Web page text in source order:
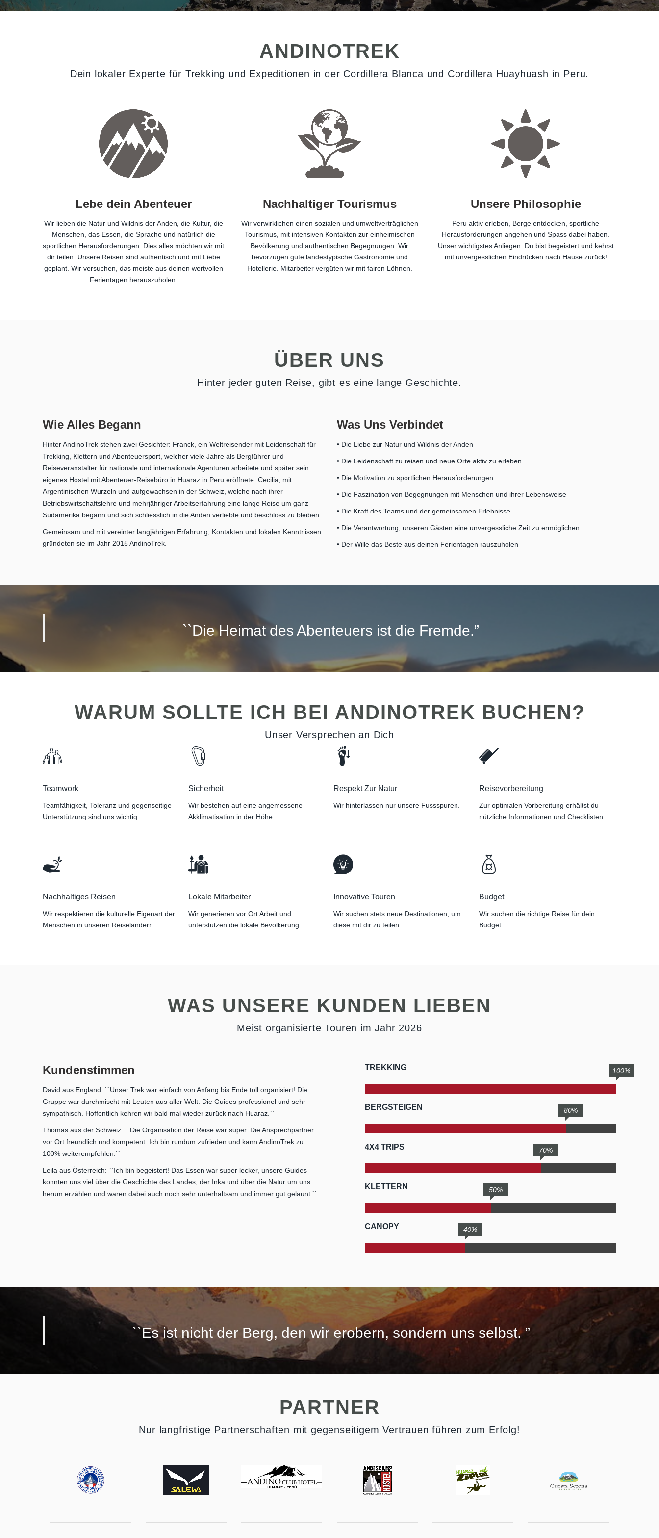
ANDINOTREK
Dein lokaler Experte für Trekking und Expeditionen in der Cordillera Blanca und Cordillera Huayhuash in Peru.
Lebe dein Abenteuer
Wir lieben die Natur und Wildnis der Anden, die Kultur, die
Menschen, das Essen, die Sprache und natürlich die
sportlichen Herausforderungen. Dies alles möchten wir mit
dir teilen. Unsere Reisen sind authentisch und mit Liebe
geplant. Wir versuchen, das meiste aus deinen wertvollen
Ferientagen herauszuholen.
Nachhaltiger Tourismus
Wir verwirklichen einen sozialen und umweltverträglichen
Tourismus, mit intensiven Kontakten zur einheimischen
Bevölkerung und authentischen Begegnungen. Wir
bevorzugen gute landestypische Gastronomie und
Hotellerie. Mitarbeiter vergüten wir mit fairen Löhnen.
Unsere Philosophie
Peru aktiv erleben, Berge entdecken, sportliche
Herausforderungen angehen und Spass dabei haben.
Unser wichtigstes Anliegen: Du bist begeistert und kehrst
mit unvergesslichen Eindrücken nach Hause zurück!
ÜBER UNS
Hinter jeder guten Reise, gibt es eine lange Geschichte.
Wie Alles Begann
Hinter AndinoTrek stehen zwei Gesichter: Franck, ein Weltreisender mit Leidenschaft für
Trekking, Klettern und Abenteuersport, welcher viele Jahre als Bergführer und
Reiseveranstalter für nationale und internationale Agenturen arbeitete und später sein
eigenes Hostel mit Abenteuer-Reisebüro in Huaraz in Peru eröffnete. Cecilia, mit
Argentinischen Wurzeln und aufgewachsen in der Schweiz, welche nach ihrer
Betriebswirtschaftslehre und mehrjähriger Arbeitserfahrung eine lange Reise um ganz
Südamerika begann und sich schliesslich in die Anden verliebte und beschloss zu bleiben.
Gemeinsam und mit vereinter langjährigen Erfahrung, Kontakten und lokalen Kenntnissen
gründeten sie im Jahr 2015 AndinoTrek.
Was Uns Verbindet
• Die Liebe zur Natur und Wildnis der Anden
• Die Leidenschaft zu reisen und neue Orte aktiv zu erleben
• Die Motivation zu sportlichen Herausforderungen
• Die Faszination von Begegnungen mit Menschen und ihrer Lebensweise
• Die Kraft des Teams und der gemeinsamen Erlebnisse
• Die Verantwortung, unseren Gästen eine unvergessliche Zeit zu ermöglichen
• Der Wille das Beste aus deinen Ferientagen rauszuholen
``Die Heimat des Abenteuers ist die Fremde.”
WARUM SOLLTE ICH BEI ANDINOTREK BUCHEN?
Unser Versprechen an Dich
Teamwork
Teamfähigkeit, Toleranz und gegenseitige
Unterstützung sind uns wichtig.
Sicherheit
Wir bestehen auf eine angemessene
Akklimatisation in der Höhe.
Respekt Zur Natur
Wir hinterlassen nur unsere Fussspuren.
Reisevorbereitung
Zur optimalen Vorbereitung erhältst du
nützliche Informationen und Checklisten.
Nachhaltiges Reisen
Wir respektieren die kulturelle Eigenart der
Menschen in unseren Reiseländern.
Lokale Mitarbeiter
Wir generieren vor Ort Arbeit und
unterstützen die lokale Bevölkerung.
Innovative Touren
Wir suchen stets neue Destinationen, um
diese mit dir zu teilen
Budget
Wir suchen die richtige Reise für dein
Budget.
WAS UNSERE KUNDEN LIEBEN
Meist organisierte Touren im Jahr 2026
Kundenstimmen
David aus England: ``Unser Trek war einfach von Anfang bis Ende toll organisiert! Die
Gruppe war durchmischt mit Leuten aus aller Welt. Die Guides professionel und sehr
sympathisch. Hoffentlich kehren wir bald mal wieder zurück nach Huaraz.``
Thomas aus der Schweiz: ``Die Organisation der Reise war super. Die Ansprechpartner
vor Ort freundlich und kompetent. Ich bin rundum zufrieden und kann AndinoTrek zu
100% weiterempfehlen.``
Leila aus Österreich: ``Ich bin begeistert! Das Essen war super lecker, unsere Guides
konnten uns viel über die Geschichte des Landes, der Inka und über die Natur um uns
herum erzählen und waren dabei auch noch sehr unterhaltsam und immer gut gelaunt.``
TREKKING 100%
BERGSTEIGEN 80%
4X4 TRIPS 70%
KLETTERN 50%
CANOPY 40%
``Es ist nicht der Berg, den wir erobern, sondern uns selbst. ”
PARTNER
Nur langfristige Partnerschaften mit gegenseitigem Vertrauen führen zum Erfolg!